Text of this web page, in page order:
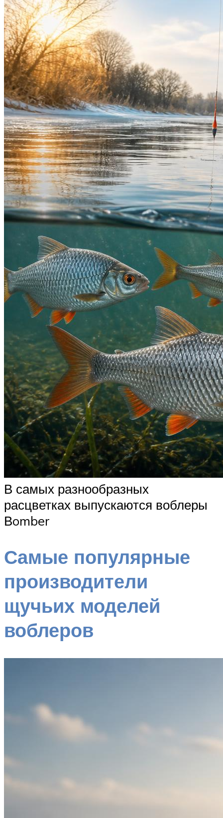
В самых разнообразных
расцветках выпускаются воблеры
Вomber
Самые популярные
производители
щучьих моделей
воблеров